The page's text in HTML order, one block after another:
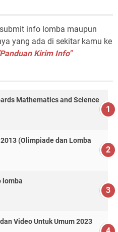
info lomba maupun
yang ada di sekitar kamu ke
Kirim Info"
Mathematics and Science
2013 (Olimpiade dan Lomba
lomba
Video Untuk Umum 2023